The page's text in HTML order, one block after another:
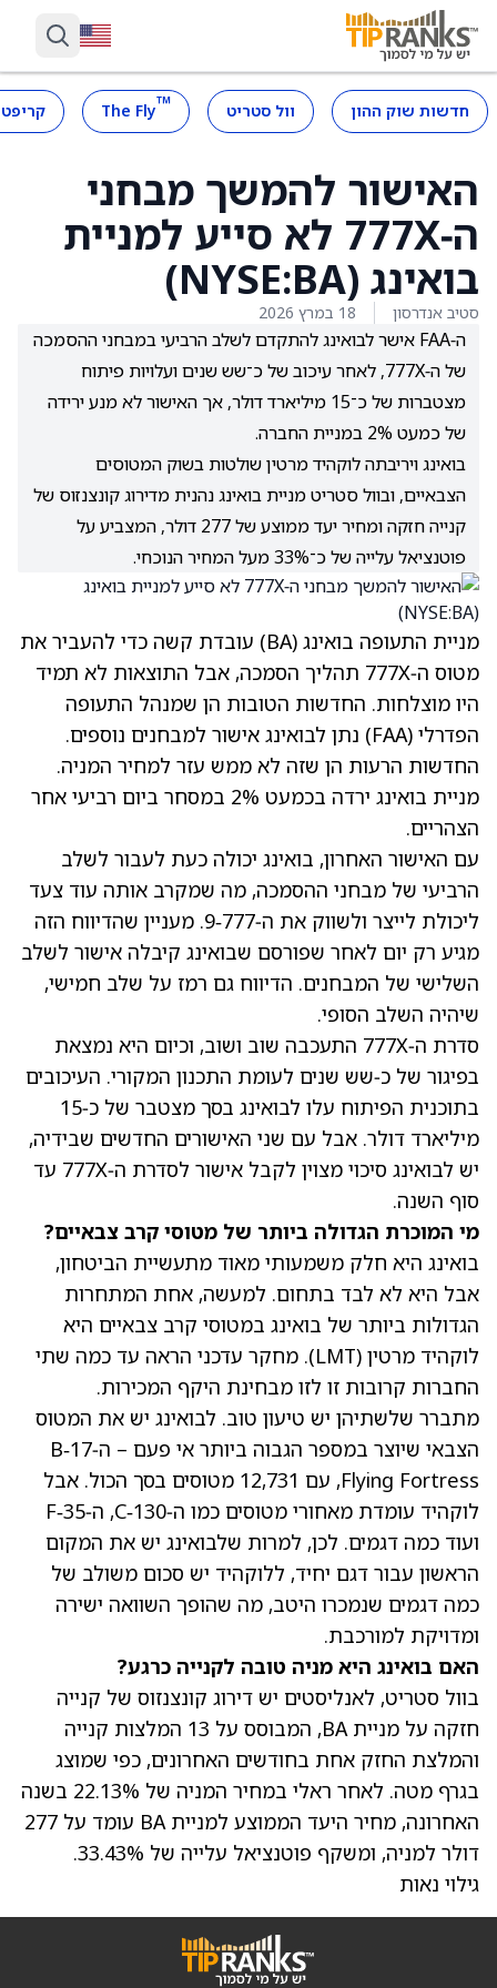
חדשות שוק ההון וול סטריט ™
The Fly
האישור להמשך מבחני
ה‑777X לא סייע למניית
בואינג (NYSE:BA)
סטיב אנדרסון 18 במרץ 2026
ה‑FAA אישר לבואינג להתקדם לשלב הרביעי במבחני ההסמכה
של ה‑777X, לאחר עיכוב של כ־שש שנים ועלויות פיתוח
מצטברות של כ־15 מיליארד דולר, אך האישור לא מנע ירידה
של כמעט 2% במניית החברה.
בואינג ויריבתה לוקהיד מרטין שולטות בשוק המטוסים
הצבאיים, ובוול סטריט מניית בואינג נהנית מדירוג קונצנזוס של
קנייה חזקה ומחיר יעד ממוצע של 277 דולר, המצביע על
פוטנציאל עלייה של כ־33% מעל המחיר הנוכחי.
מניית התעופה בואינג (BA)
עובדת קשה כדי להעביר את
מטוס ה‑777X תהליך הסמכה, אבל התוצאות לא תמיד
היו מוצלחות. החדשות הטובות הן שמנהל התעופה
הפדרלי (FAA) נתן לבואינג אישור למבחנים נוספים.
החדשות הרעות הן שזה לא ממש עזר למחיר המניה.
מניית בואינג ירדה בכמעט 2% במסחר ביום רביעי אחר
הצהריים.
עם האישור האחרון, בואינג יכולה כעת לעבור לשלב
הרביעי של מבחני ההסמכה, מה שמקרב אותה עוד צעד
ליכולת לייצר ולשווק את ה‑777‑9. מעניין שהדיווח הזה
מגיע רק יום לאחר שפורסם שבואינג קיבלה אישור לשלב
השלישי של המבחנים. הדיווח גם רמז על שלב חמישי,
שיהיה השלב הסופי.
סדרת ה‑777X התעכבה שוב ושוב, וכיום היא נמצאת
בפיגור של כ‑שש שנים לעומת התכנון המקורי. העיכובים
בתוכנית הפיתוח עלו לבואינג בסך מצטבר של כ‑15
מיליארד דולר. אבל עם שני האישורים החדשים שבידיה,
יש לבואינג סיכוי מצוין לקבל אישור לסדרת ה‑777X עד
סוף השנה.
מי המוכרת הגדולה ביותר של מטוסי קרב צבאיים?
בואינג היא חלק משמעותי מאוד מתעשיית הביטחון,
אבל היא לא לבד בתחום. למעשה, אחת המתחרות
הגדולות ביותר של בואינג במטוסי קרב צבאיים היא
לוקהיד מרטין (LMT)
. מחקר עדכני הראה עד כמה שתי
החברות קרובות זו לזו מבחינת היקף המכירות.
מתברר שלשתיהן יש טיעון טוב. לבואינג יש את המטוס
הצבאי שיוצר במספר הגבוה ביותר אי פעם – ה‑B‑17
Flying Fortress, עם 12,731 מטוסים בסך הכול. אבל
לוקהיד עומדת מאחורי מטוסים כמו ה‑C‑130, ה‑F‑35
ועוד כמה דגמים. לכן, למרות שלבואינג יש את המקום
הראשון עבור דגם יחיד, ללוקהיד יש סכום משולב של
כמה דגמים שנמכרו היטב, מה שהופך השוואה ישירה
ומדויקת למורכבת.
האם בואינג היא מניה טובה לקנייה כרגע?
בוול סטריט, לאנליסטים יש דירוג קונצנזוס של קנייה
חזקה על מניית BA, המבוסס על 13 המלצות קנייה
והמלצת החזק אחת בחודשים האחרונים, כפי שמוצג
בגרף מטה. לאחר ראלי במחיר המניה
של 22.13% בשנה
האחרונה, מחיר היעד הממוצע למניית BA
עומד על 277
דולר למניה, ומשקף פוטנציאל עלייה של 33.43%.
גילוי נאות